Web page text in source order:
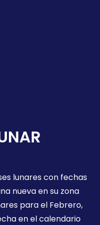
lunares con fechas
nueva en su zona
para el Febrero,
en el calendario